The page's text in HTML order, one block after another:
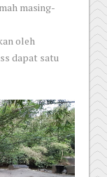
masing-
oleh
dapat satu